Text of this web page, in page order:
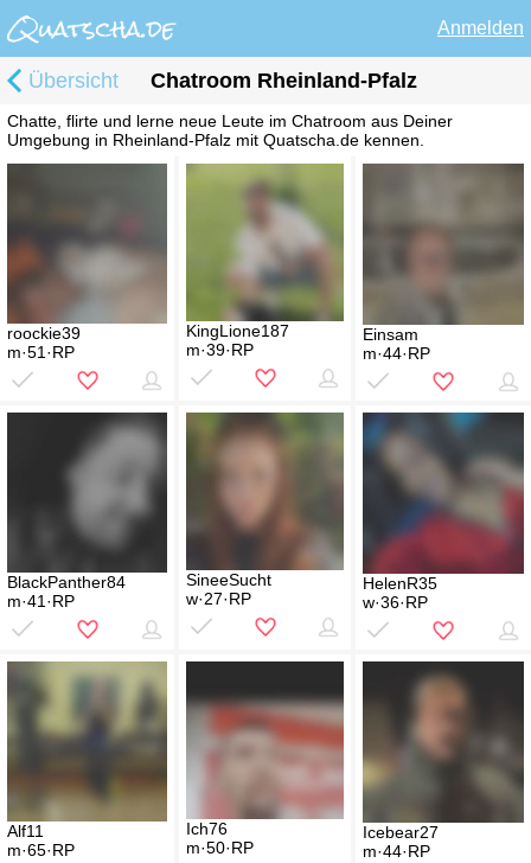
Anmelden
Übersicht Chatroom Rheinland-Pfalz
Chatte, flirte und lerne neue Leute im Chatroom aus Deiner
Umgebung in Rheinland-Pfalz mit Quatscha.de kennen.
roockie39
m·51·RP
KingLione187
m·39·RP
Einsam
m·44·RP
BlackPanther84
m·41·RP
SineeSucht
w·27·RP
HelenR35
w·36·RP
Alf11
m·65·RP
Ich76
m·50·RP
Icebear27
m·44·RP